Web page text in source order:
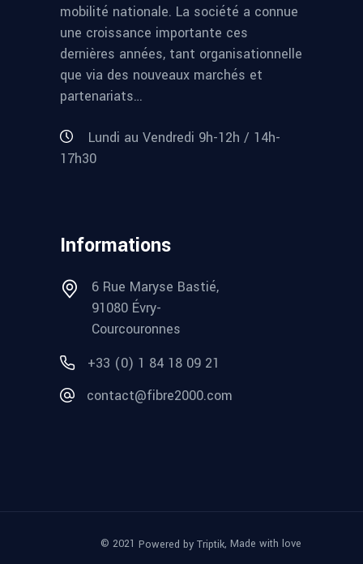
mobilité nationale. La société a connue
une croissance importante ces
dernières années, tant organisationnelle
que via des nouveaux marchés et
partenariats…
Lundi au Vendredi 9h-12h / 14h-
17h30
Informations
6 Rue Maryse Bastié,
91080 Évry-
Courcouronnes
+33 (0) 1 84 18 09 21
contact@fibre2000.com
© 2021 Powered by Triptik, Made with love